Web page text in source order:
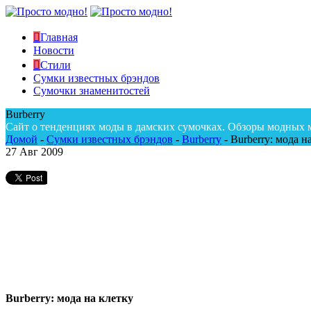
Главная
Новости
Стили
Сумки известных брэндов
Сумочки знаменитостей
Burberry
Сайт о тенденциях моды в дамских сумочках. Обзоры модных
Домой - Сумки известных брэндов - Burberry - Burberry: мода
27 Авг 2009
Burberry: мода на клетку